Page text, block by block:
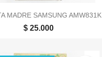
MADRE SAMSUNG AMW831K
$ 25.000